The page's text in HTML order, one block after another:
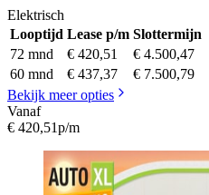
Elektrisch
Looptijd Lease p/m Slottermijn
72 mnd
€ 420,51
€ 4.500,47
60 mnd
€ 437,37
€ 7.500,79
Bekijk meer opties
Vanaf
€ 420,51p/m